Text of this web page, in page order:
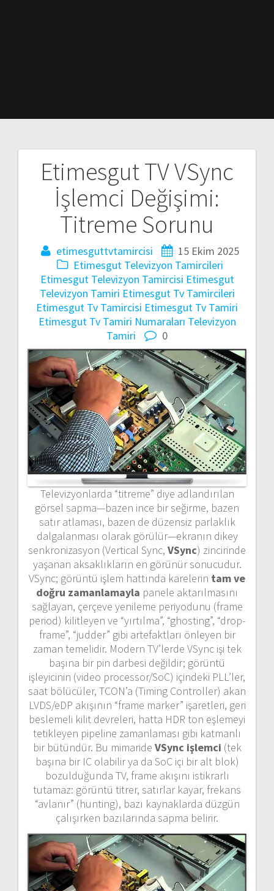
Etimesgut TV VSync
İşlemci Değişimi:
Titreme Sorunu
etimesguttvtamircisi
15 Ekim 2025
Etimesgut Televizyon Tamircileri
Etimesgut Televizyon Tamircisi Etimesgut
Televizyon Tamiri Etimesgut Tv Tamircileri
Etimesgut Tv Tamircisi Etimesgut Tv Tamiri
Etimesgut Tv Tamiri Numaraları Televizyon
Tamiri
0
Televizyonlarda “titreme” diye adlandırılan
görsel sapma—bazen ince bir seğirme, bazen
satır atlaması, bazen de düzensiz parlaklık
dalgalanması olarak görülür—ekranın dikey
senkronizasyon (Vertical Sync, VSync) zincirinde
yaşanan aksaklıkların en görünür sonucudur.
VSync; görüntü işlem hattında karelerin tam ve
doğru zamanlamayla panele aktarılmasını
sağlayan, çerçeve yenileme periyodunu (frame
period) kilitleyen ve “yırtılma”, “ghosting”, “drop-
frame”, “judder” gibi artefaktları önleyen bir
zaman temelidir. Modern TV’lerde VSync işi tek
başına bir pin darbesi değildir; görüntü
işleyicinin (video processor/SoC) içindeki PLL’ler,
saat bölücüler, TCON’a (Timing Controller) akan
LVDS/eDP akışının “frame marker” işaretleri, geri
beslemeli kilit devreleri, hatta HDR ton eşlemeyi
tetikleyen pipeline zamanlaması gibi katmanlı
bir bütündür. Bu mimaride VSync işlemci (tek
başına bir IC olabilir ya da SoC içi bir alt blok)
bozulduğunda TV, frame akışını istikrarlı
tutamaz: görüntü titrer, satırlar kayar, frekans
“avlanır” (hunting), bazı kaynaklarda düzgün
çalışırken bazılarında sapma belirir.
Yazı
gezinmesi